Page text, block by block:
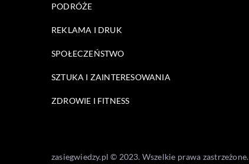
PODRÓŻE
REKLAMA I DRUK
SPOŁECZEŃSTWO
SZTUKA I ZAINTERESOWANIA
ZDROWIE I FITNESS
zasiegwiedzy.pl © 2023. Wszelkie prawa zastrzeżone.